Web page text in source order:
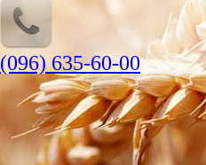
(096) 635-60-00